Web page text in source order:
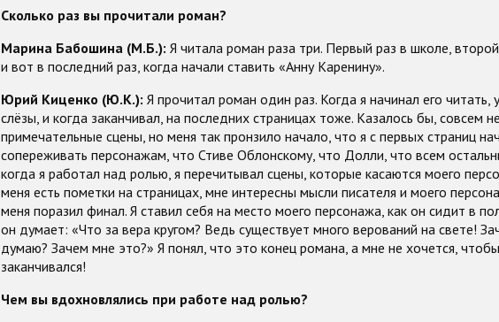
Сколько раз вы прочитали роман?
Марина Бабошина (М.Б.): Я читала роман раза три. Первый раз в школе,
и вот в последний раз, когда начали ставить «Анну Каренину».
Юрий Киценко (Ю.К.): Я прочитал роман один раз. Когда я начинал его читать,
слёзы, и когда заканчивал, на последних страницах тоже. Казалось бы, совсем не
примечательные сцены, но меня так пронзило начало, что я с первых страниц
сопереживать персонажам, что Стиве Облонскому, что Долли, что всем
когда я работал над ролью, я перечитывал сцены, которые касаются моего
меня есть пометки на страницах, мне интересны мысли писателя и моего
меня поразил финал. Я ставил себя на место моего персонажа, как он сидит в
он думает: «Что за вера кругом? Ведь существует много верований на свете!
думаю? Зачем мне это?» Я понял, что это конец романа, а мне не хочется,
заканчивался!
Чем вы вдохновлялись при работе над ролью?